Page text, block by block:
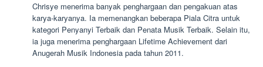
Chrisye menerima banyak penghargaan dan pengakuan atas
karya-karyanya. Ia memenangkan beberapa Piala Citra untuk
kategori Penyanyi Terbaik dan Penata Musik Terbaik. Selain itu,
ia juga menerima penghargaan Lifetime Achievement dari
Anugerah Musik Indonesia pada tahun 2011.